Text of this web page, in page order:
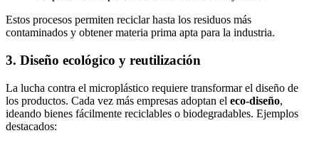
Estos procesos permiten reciclar hasta los residuos más
contaminados y obtener materia prima apta para la industria.
3. Diseño ecológico y reutilización
La lucha contra el microplástico requiere transformar el diseño de
los productos. Cada vez más empresas adoptan el eco-diseño,
ideando bienes fácilmente reciclables o biodegradables. Ejemplos
destacados: